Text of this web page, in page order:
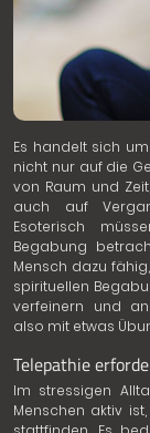
Es handelt sich
nicht nur auf die
von Raum und
auch auf
Esoterisch
Begabung
Mensch dazu
spirituellen
verfeinern und
also mit etwas
Telepathie
Im stressigen
Menschen aktiv